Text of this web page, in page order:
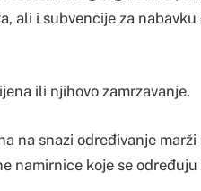
ali i subvencije za nabavku
ili njihovo zamrzavanje.
na snazi određivanje
namirnice koje se određuju